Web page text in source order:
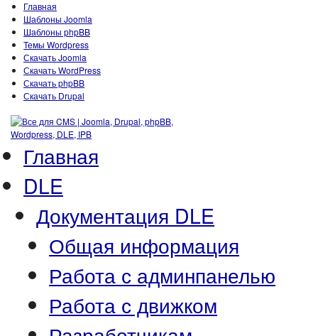
Главная
Шаблоны Joomla
Шаблоны phpBB
Темы Wordpress
Скачать Joomla
Скачать WordPress
Скачать phpBB
Скачать Drupal
Главная
DLE
Документация DLE
Общая информация
Работа с админпанелью
Работа с движком